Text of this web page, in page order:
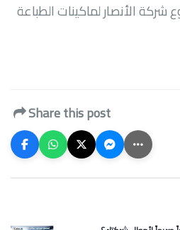
شركة الأنصار لماكينات الطباعة
Share this post